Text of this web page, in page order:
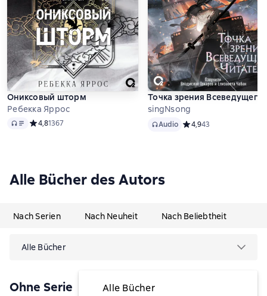
Ониксовый шторм
Ребекка Яррос
Audio Средний рейтинг 4,8 на основе 1367 оценок
4,81367
Точка зрения Всеведущего
singNsong
AudioAudio Средний рейтинг 4,9
4,943
Alle Bücher des Autors
Nach Serien Nach Neuheit Nach Beliebtheit
Alle Bücher
Alle Bücher
Ohne Serie